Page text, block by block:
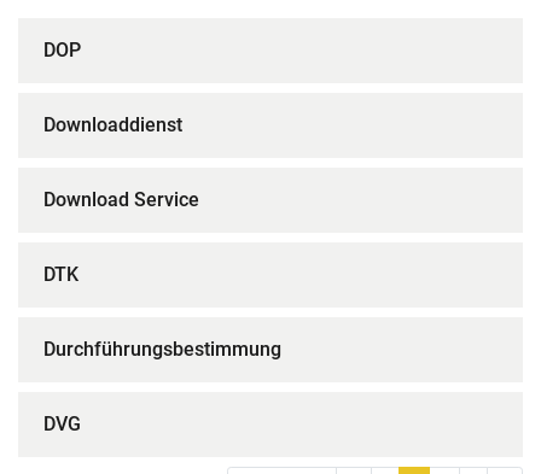
DOP
Downloaddienst
Download Service
DTK
Durchführungsbestimmung
DVG